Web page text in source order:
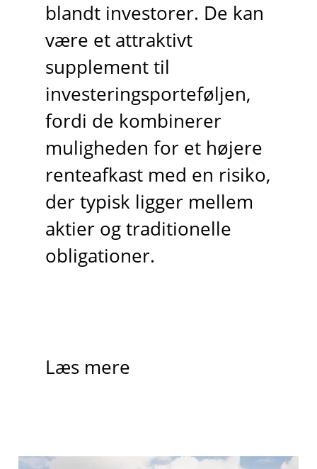
blandt investorer. De kan
være et attraktivt
supplement til
investeringsporteføljen,
fordi de kombinerer
muligheden for et højere
renteafkast med en risiko,
der typisk ligger mellem
aktier og traditionelle
obligationer.
Læs mere